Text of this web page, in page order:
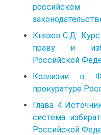
Князев С.Д..
праву и
Российской
Коллизии в
прокуратуре
Глава 4
система
Российской